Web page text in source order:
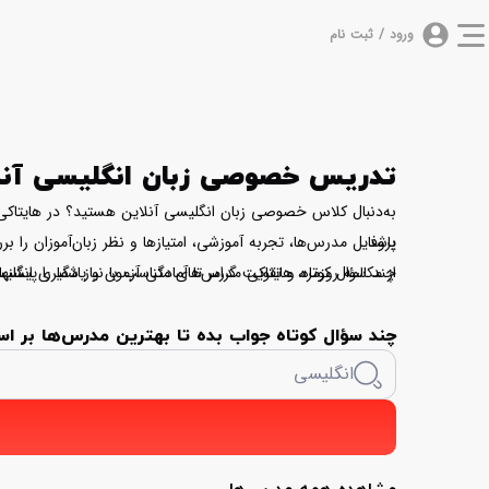
ورود / ثبت نام
تدریس خصوصی زبان انگلیسی
به‌دنبال کلاس خصوصی زبان انگلیسی آنلاین هستید؟ در
باشد.
پروفایل مدرس‌ها، تجربه آموزشی، امتیازها و نظر
چند سؤال کوتاه، هایتاکی مدرس‌های متناسب با نیاز شما را
از مکالمه روزمره و تقویت گرامر تا آمادگی آزمون و یادگیری
چند سؤال کوتاه جواب بده تا بهترین مدرس‌ها